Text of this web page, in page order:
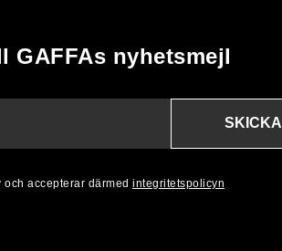
GAFFAs nyhetsmejl
SKICKA
och accepterar därmed integritetspolicyn